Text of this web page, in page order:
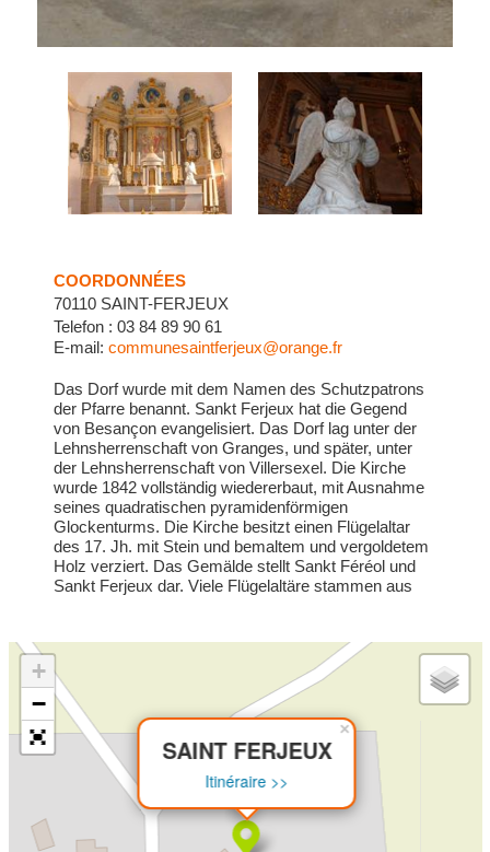
COORDONNÉES
70110 SAINT-FERJEUX
Telefon : 03 84 89 90 61
E-mail:communesaintferjeux@orange.fr
Das Dorf wurde mit dem Namen des Schutzpatrons
der Pfarre benannt. Sankt Ferjeux hat die Gegend
von Besançon evangelisiert. Das Dorf lag unter der
Lehnsherrenschaft von Granges, und später, unter
der Lehnsherrenschaft von Villersexel. Die Kirche
wurde 1842 vollständig wiedererbaut, mit Ausnahme
seines quadratischen pyramidenförmigen
Glockenturms. Die Kirche besitzt einen Flügelaltar
des 17. Jh. mit Stein und bemaltem und vergoldetem
Holz verziert. Das Gemälde stellt Sankt Féréol und
Sankt Ferjeux dar. Viele Flügelaltäre stammen aus
SAINT FERJEUX
Itinéraire >>
×
+
−